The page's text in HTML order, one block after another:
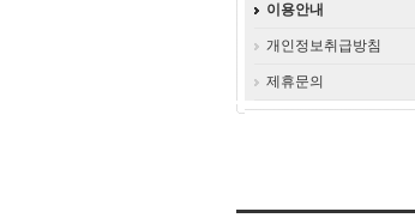
이용안내
개인정보취급방침
제휴문의